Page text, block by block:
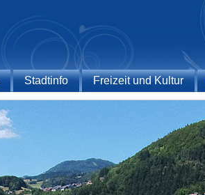
Stadtinfo Freizeit und Kultur